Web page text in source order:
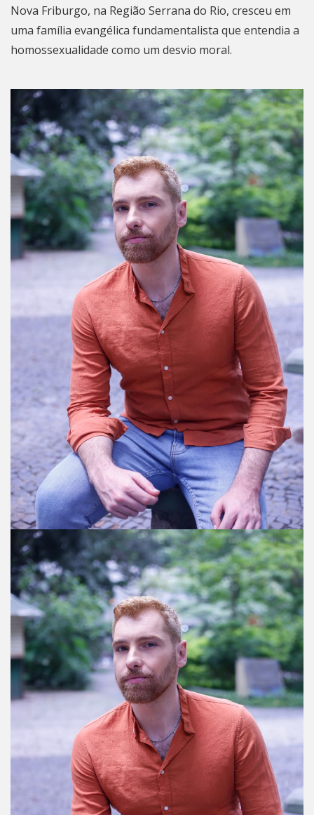
Nova Friburgo, na Região Serrana do Rio, cresceu em
uma família evangélica fundamentalista que entendia a
homossexualidade como um desvio moral.